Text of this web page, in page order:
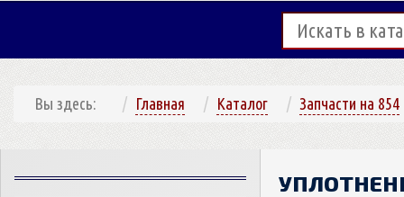
Вы здесь: Главная Каталог Запчасти на 854